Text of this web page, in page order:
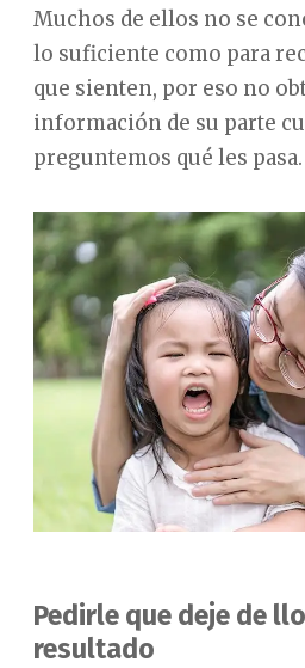
Muchos de ellos no se
lo suficiente como para
que sienten, por eso no
información de su parte
preguntemos qué les pasa.
Pedirle que deje de
resultado